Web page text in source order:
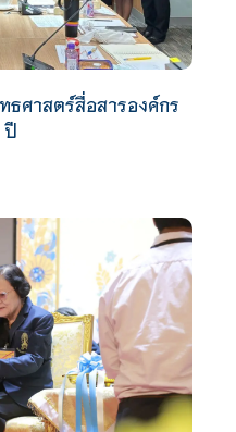
ธศาสตร์สื่อสารองค์กร
ปี